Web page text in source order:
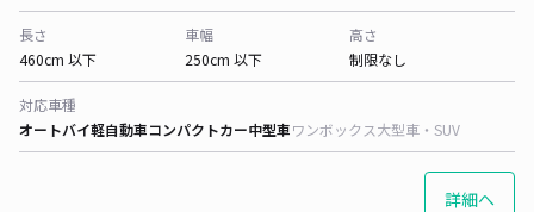
長さ
460cm 以下
車幅
250cm 以下
高さ
制限なし
対応車種
オートバイ軽自動車コンパクトカー中型車ワンボックス大型車・SUV
詳細へ